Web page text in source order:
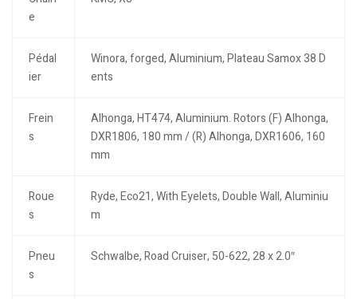
e
Pédal
ier
Winora, forged, Aluminium, Plateau Samox 38 D
ents
Frein
s
Alhonga, HT474, Aluminium. Rotors (F) Alhonga,
DXR1806, 180 mm / (R) Alhonga, DXR1606, 160
mm
Roue
s
Ryde, Eco21, With Eyelets, Double Wall, Aluminiu
m
Pneu
s
Schwalbe, Road Cruiser, 50-622, 28 x 2.0″